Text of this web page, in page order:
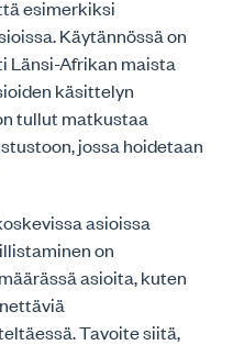
esimerkiksi
Käytännössä on
Länsi-Afrikan maista
käsittelyn
tullut matkustaa
jossa hoidetaan
asioissa
on
asioita, kuten
Tavoite siitä,